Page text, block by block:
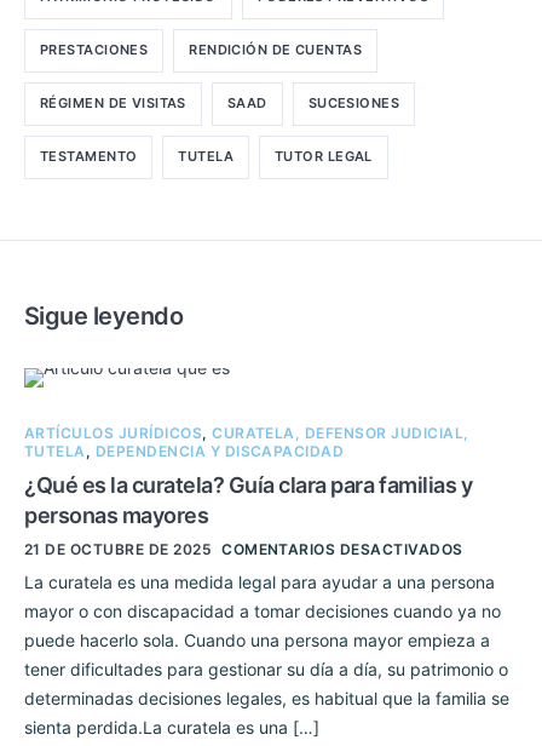
PRESTACIONES RENDICIÓN DE CUENTAS
RÉGIMEN DE VISITAS SAAD SUCESIONES
TESTAMENTO TUTELA TUTOR LEGAL
Sigue leyendo
ARTÍCULOS JURÍDICOS,CURATELA, DEFENSOR JUDICIAL,
TUTELA , DEPENDENCIA Y DISCAPACIDAD
¿Qué es la curatela? Guía clara para familias y
personas mayores
21 DE OCTUBRE DE 2025 COMENTARIOS DESACTIVADOS
La curatela es una medida legal para ayudar a una persona
mayor o con discapacidad a tomar decisiones cuando ya no
puede hacerlo sola. Cuando una persona mayor empieza a
tener dificultades para gestionar su día a día, su patrimonio o
determinadas decisiones legales, es habitual que la familia se
sienta perdida.La curatela es una […]